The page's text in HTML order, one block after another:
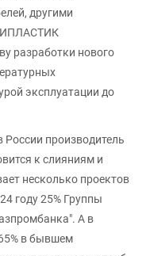
другими
разработки нового
эксплуатации до
России производитель
к слияниям и
несколько проектов
году 25% Группы
А в
в бывшем